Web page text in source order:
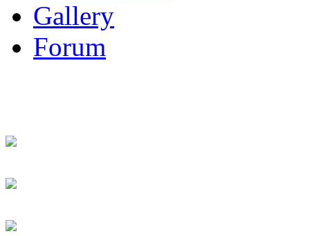
Gallery
Forum